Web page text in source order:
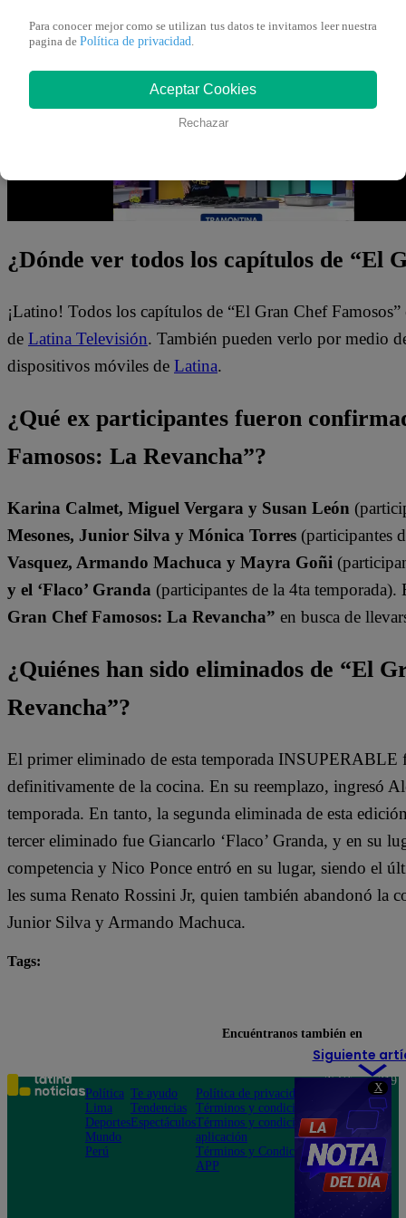
X
ausentarse por algunos días. Además, un chef invitado
participantes.
¿Dónde ver todos los capítulos de “El
¡Latino! Todos los capítulos de “El Gran Chef
de Latina Televisión. También pueden verlo por medio
dispositivos móviles de Latina.
¿Qué ex participantes fueron
Famosos: La Revancha”?
Karina Calmet, Miguel Vergara y Susan León
Mesones, Junior Silva y Mónica Torres (participantes
Vasquez, Armando Machuca y Mayra Goñi
y el ‘Flaco’ Granda (participantes de la 4ta temporada).
Gran Chef Famosos: La Revancha” en busca de
¿Quiénes han sido eliminados de “El
Revancha”?
El primer eliminado de esta temporada INSUPERABLE
definitivamente de la cocina. En su reemplazo, ingresó
temporada. En tanto, la segunda eliminada de esta
tercer eliminado fue Giancarlo ‘Flaco’ Granda, y en su
competencia y Nico Ponce entró en su lugar, siendo el
les suma Renato Rossini Jr, quien también abandonó la
Junior Silva y Armando Machuca.
Tags:
Siguiente
Para conocer mejor como se utilizan tus datos te invitamos leer nuestra
pagina de Política de privacidad.
Aceptar Cookies
Rechazar
Encuéntranos también en
Política
Lima
Deportes
Mundo
Perú
Te ayudo
Tendencias
Espectáculos
Política de privacidad
Términos y condiciones
Términos y condiciones
aplicación
Términos y Condiciones
APP
Teléfono: 219
Av. San
Felipe 968
Jesús María